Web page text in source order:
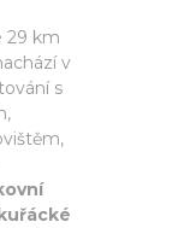
29 km
v
s